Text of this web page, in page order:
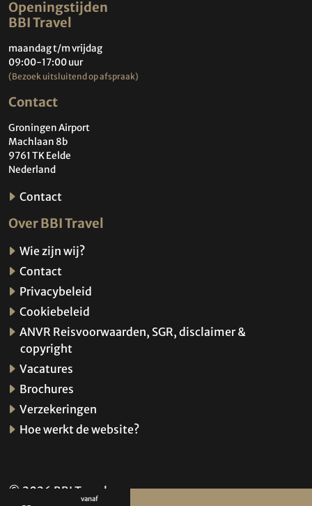
vanaf
Openingstijden
BBI Travel
maandag t/m vrijdag
09:00-17:00 uur
(Bezoek uitsluitend op afspraak)
Contact
Groningen Airport
Machlaan 8b
9761 TK Eelde
Nederland
Contact
Over BBI Travel
Wie zijn wij?
Contact
Privacybeleid
Cookiebeleid
ANVR Reisvoorwaarden, SGR, disclaimer &
copyright
Vacatures
Brochures
Verzekeringen
Hoe werkt de website?
© 2026 BBI Travel